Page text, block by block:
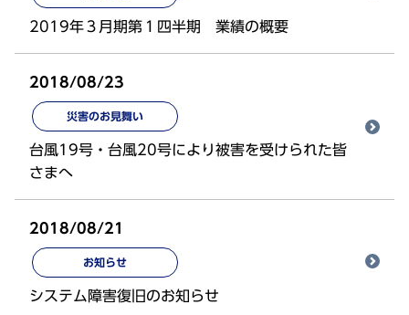
2019年３月期第１四半期 業績の概要
2018/08/23
災害のお見舞い
台風19号・台風20号により被害を受けられた皆
さまへ
2018/08/21
お知らせ
システム障害復旧のお知らせ